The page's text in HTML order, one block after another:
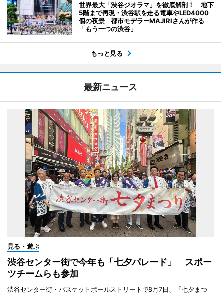
世界最大「渋谷ジオラマ」を徹底解剖！ 地下
5階まで再現・渋谷駅を走る電車やLED4000
個の夜景 都市モデラーMAJIRIさんが作る
「もう一つの渋谷」
もっと見る
最新ニュース
見る・遊ぶ
渋谷センター街で今年も「七夕パレード」 スポー
ツチームらも参加
渋谷センター街・バスケットボールストリートで8月7日、「七夕まつ